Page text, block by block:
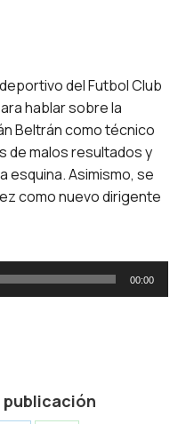
del Futbol Club
hablar sobre la
Beltrán como técnico
de malos resultados y
esquina. Asimismo, se
como nuevo dirigente
00:00